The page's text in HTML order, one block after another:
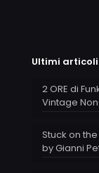
Ultimi articoli
2 ORE di
Vintage
Stuck on
by Gianni